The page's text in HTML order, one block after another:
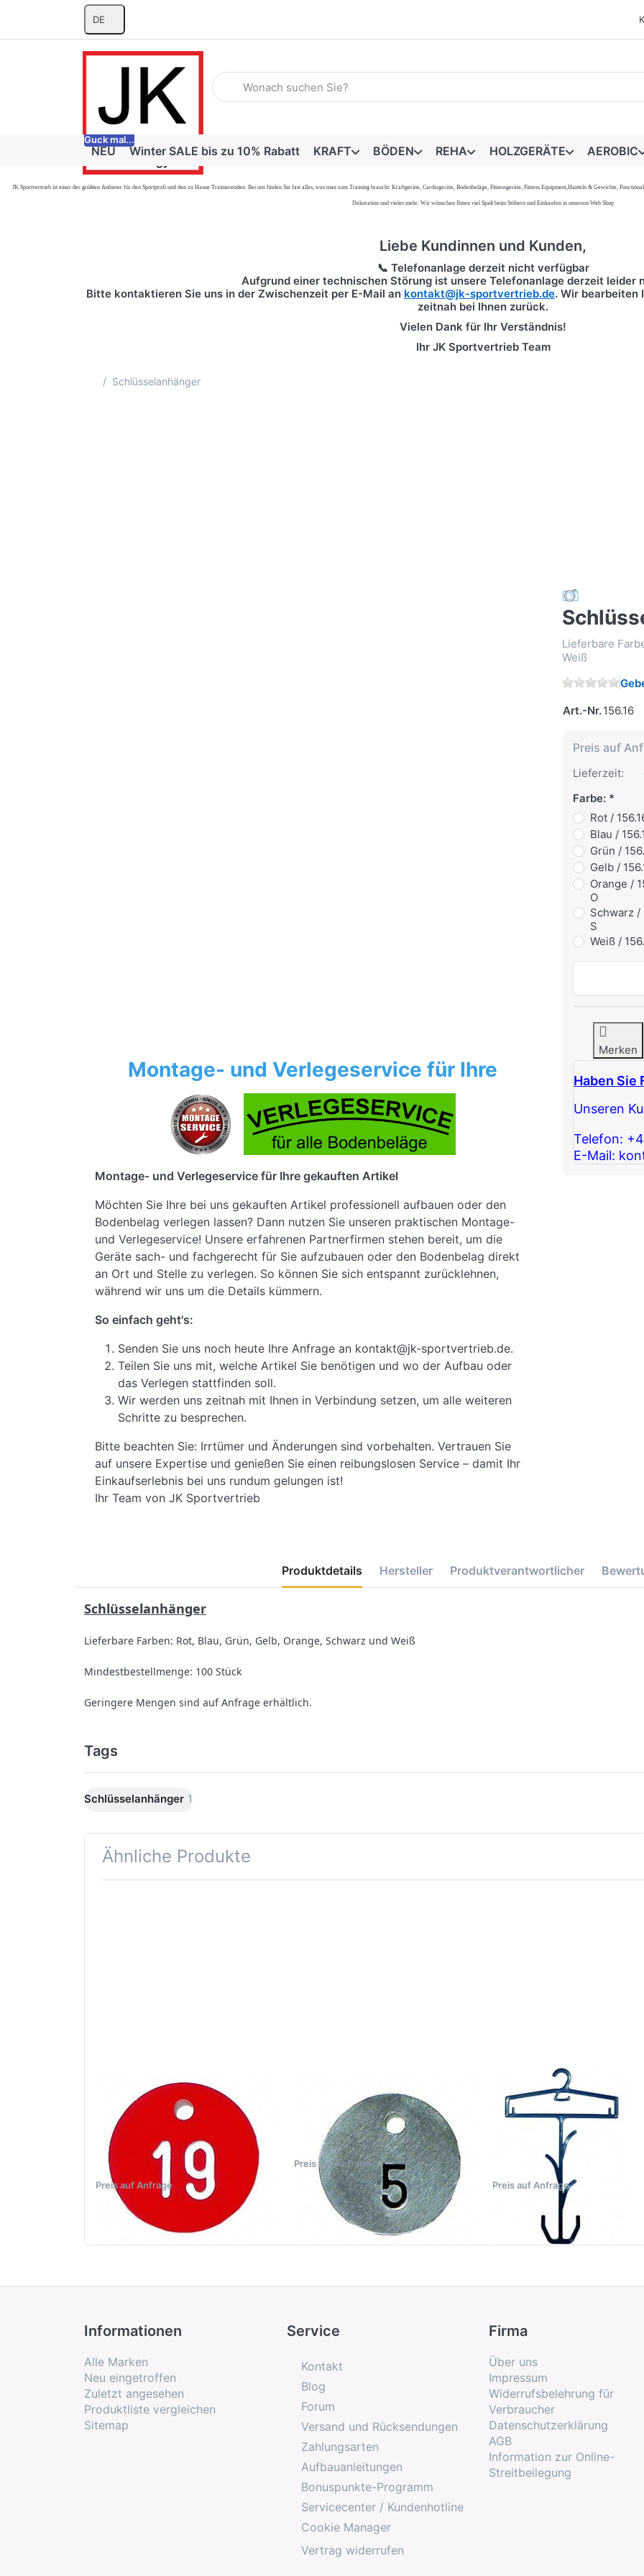
DE
Geben Sie einen Suchbegriff ein. Während Sie tippen, erscheinen automatisch
NEU
Guck mal...
Winter SALE bis zu 10% Rabatt KRAFT BÖDEN REHA HOLZGERÄTE AEROBIC
JK Sportvertrieb ist einer der größten Anbieter für den Sportprofi und den zu Hause Trainierenden. Bei uns finden Sie fast alles, was man zum Training braucht: Kraftgeräte, Cardiogeräte, Bodenbeläge, Fitnessgeräte, Fitness Equipment,Hanteln & Gewichte,
Dekoration und vieles mehr. Wir wünschen Ihnen viel Spaß beim Stöbern und Einkaufen in unserem Web Shop
Liebe Kundinnen und Kunden,
📞 Telefonanlage derzeit nicht verfügbar
Aufgrund einer technischen Störung ist unsere Telefonanlage derzeit leider
Bitte kontaktieren Sie uns in der Zwischenzeit per E-Mail an kontakt@jk-sportvertrieb.de. Wir bearbeiten
zeitnah bei Ihnen zurück.
Vielen Dank für Ihr Verständnis!
Ihr JK Sportvertrieb Team
Startseite
Schlüsselanhänger
Montage- und Verlegeservice für Ihre
Montage- und Verlegeservice für Ihre gekauften Artikel
Möchten Sie Ihre bei uns gekauften Artikel professionell aufbauen oder den
Bodenbelag verlegen lassen? Dann nutzen Sie unseren praktischen Montage-
und Verlegeservice! Unsere erfahrenen Partnerfirmen stehen bereit, um die
Geräte sach- und fachgerecht für Sie aufzubauen oder den Bodenbelag direkt
an Ort und Stelle zu verlegen. So können Sie sich entspannt zurücklehnen,
während wir uns um die Details kümmern.
So einfach geht's:
Senden Sie uns noch heute Ihre Anfrage an kontakt@jk-sportvertrieb.de.
Teilen Sie uns mit, welche Artikel Sie benötigen und wo der Aufbau oder
das Verlegen stattfinden soll.
Wir werden uns zeitnah mit Ihnen in Verbindung setzen, um alle weiteren
Schritte zu besprechen.
Bitte beachten Sie: Irrtümer und Änderungen sind vorbehalten. Vertrauen Sie
auf unsere Expertise und genießen Sie einen reibungslosen Service – damit Ihr
Einkaufserlebnis bei uns rundum gelungen ist!
Ihr Team von JK Sportvertrieb
Lieferbare
Weiß
Art.-Nr.156.16
Preis auf
Lieferzeit:
Farbe:
Rot /
Blau /
Grün /
Gelb /
Orange /
O
Schwarz /
S
Weiß /
Merken
Haben Sie
Unseren
Telefon:
E-Mail:
Produktdetails Hersteller Produktverantwortlicher
Schlüsselanhänger
Lieferbare Farben: Rot, Blau, Grün, Gelb, Orange, Schwarz und Weiß
Mindestbestellmenge: 100 Stück
Geringere Mengen sind auf Anfrage erhältlich.
Tags
Schlüsselanhänger 1
Ähnliche Produkte
Zu diesem Produkt liegen noch keine Bewertungen vor.
PETER HIRSSIG GMBH
Schlüsselmarke
Kunststoff, rund, Ø
30 mm, inkl. Gravur
Preis auf Anfrage
Zu diesem Produkt liegen noch keine Bewertungen vor.
PETER HIRSSIG GMBH
Schlüsselmarke
ALU, rund, Ø 30 mm
Preis auf Anfrage
Zu diesem Produkt
PETER HIRSSIG GMBH
Langbügel mit
Schuh- und
Kleiderhaken
Preis auf Anfrage
Informationen
Alle Marken
Neu eingetroffen
Zuletzt angesehen
Produktliste vergleichen
Sitemap
Service
Kontakt
Blog
Forum
Versand und Rücksendungen
Zahlungsarten
Aufbauanleitungen
Bonuspunkte-Programm
Servicecenter / Kundenhotline
Cookie Manager
Vertrag widerrufen
Firma
Über uns
Impressum
Widerrufsbelehrung für
Verbraucher
Datenschutzerklärung
AGB
Information zur Online-
Streitbeilegung